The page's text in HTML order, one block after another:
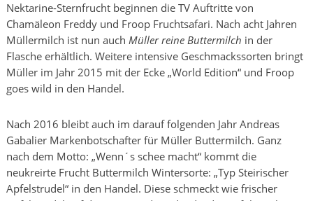
Nektarine-Sternfrucht beginnen die TV Auftritte von
Chamäleon Freddy und Froop Fruchtsafari. Nach acht Jahren
Müllermilch ist nun auch Müller reine Buttermilch in der
Flasche erhältlich. Weitere intensive Geschmackssorten bringt
Müller im Jahr 2015 mit der Ecke „World Edition“ und Froop
goes wild in den Handel.
Nach 2016 bleibt auch im darauf folgenden Jahr Andreas
Gabalier Markenbotschafter für Müller Buttermilch. Ganz
nach dem Motto: „Wenn´s schee macht“ kommt die
neukreirte Frucht Buttermilch Wintersorte: „Typ Steirischer
Apfelstrudel“ in den Handel. Diese schmeckt wie frischer